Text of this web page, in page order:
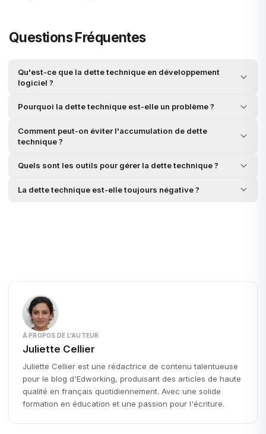
Questions Fréquentes
Qu'est-ce que la dette technique en développement
logiciel ?
Pourquoi la dette technique est-elle un problème ?
Comment peut-on éviter l'accumulation de dette
technique ?
Quels sont les outils pour gérer la dette technique ?
La dette technique est-elle toujours négative ?
À PROPOS DE L'AUTEUR
Juliette Cellier
Juliette Cellier est une rédactrice de contenu talentueuse
pour le blog d'Edworking, produisant des articles de haute
qualité en français quotidiennement. Avec une solide
formation en éducation et une passion pour l'écriture.